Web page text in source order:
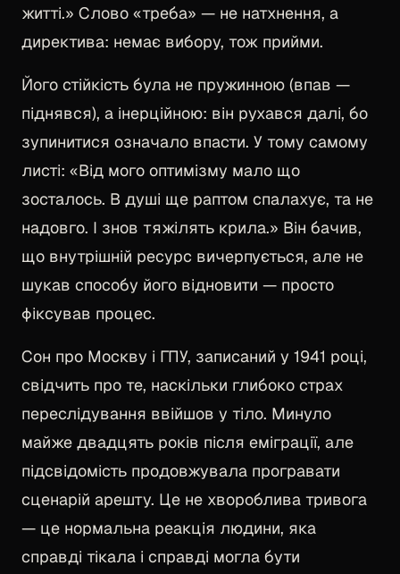
житті.» Слово «треба» — не натхнення, а
директива: немає вибору, тож прийми.
Його стійкість була не пружинною (впав —
піднявся), а інерційною: він рухався далі, бо
зупинитися означало впасти. У тому самому
листі: «Від мого оптимізму мало що
зосталось. В душі ще раптом спалахує, та не
надовго. І знов тяжілять крила.» Він бачив,
що внутрішній ресурс вичерпується, але не
шукав способу його відновити — просто
фіксував процес.
Сон про Москву і ГПУ, записаний у 1941 році,
свідчить про те, наскільки глибоко страх
переслідування ввійшов у тіло. Минуло
майже двадцять років після еміграції, але
підсвідомість продовжувала програвати
сценарій арешту. Це не хвороблива тривога
— це нормальна реакція людини, яка
справді тікала і справді могла бути